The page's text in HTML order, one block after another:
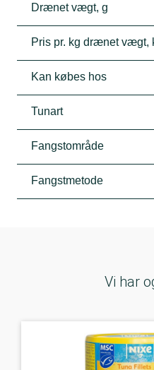
Drænet vægt, g
Pris pr. kg drænet vægt,
Kan købes hos
Tunart
Fangstområde
Fangstmetode
Vi har